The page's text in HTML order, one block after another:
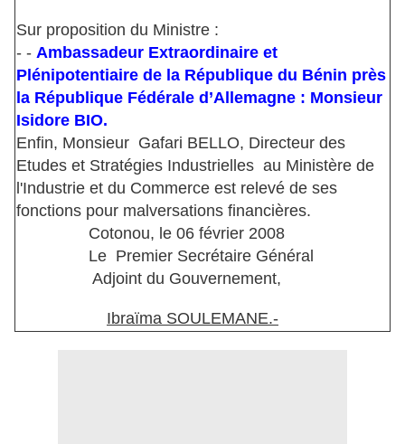
Sur proposition du Ministre :
- - Ambassadeur Extraordinaire et
Plénipotentiaire de la République du Bénin près
la République Fédérale d’Allemagne : Monsieur
Isidore BIO.
Enfin, Monsieur Gafari BELLO, Directeur des
Etudes et Stratégies Industrielles au Ministère de
l'Industrie et du Commerce est relevé de ses
fonctions pour malversations financières.
Cotonou, le 06 février 2008
Le Premier Secrétaire Général
Adjoint du Gouvernement,
Ibraïma SOULEMANE.-